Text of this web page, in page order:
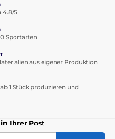
4.8/5
Sportarten
aus eigener Produktion
1 Stück produzieren und
Ihrer Post